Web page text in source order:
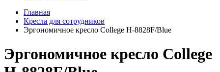
Главная
Кресла для сотрудников
Эргономичное кресло College H-8828F/Blue
Эргономичное кресло College